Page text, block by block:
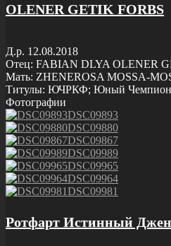
OLENER GETIK FORBS
Д.р. 12.08.2018
Отец: FABIAN DLYA OLENER
Мать: ZHENEROSA MOSSA-
Титулы: ЮЧРКФ; Юный Чемпион
Фотографии
DSC09893
DSC09880
DSC09867
DSC09989
DSC09965
DSC09964
DSC09981
Ротфарт Истинный